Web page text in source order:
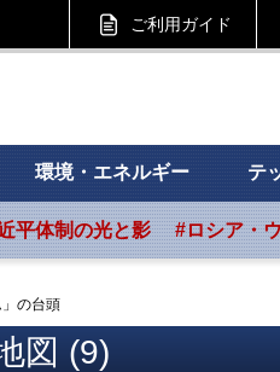
ご利用ガイド
ト
環境・エネルギー テ
平体制の光と影 #ロシア・
の台頭
図 (9)